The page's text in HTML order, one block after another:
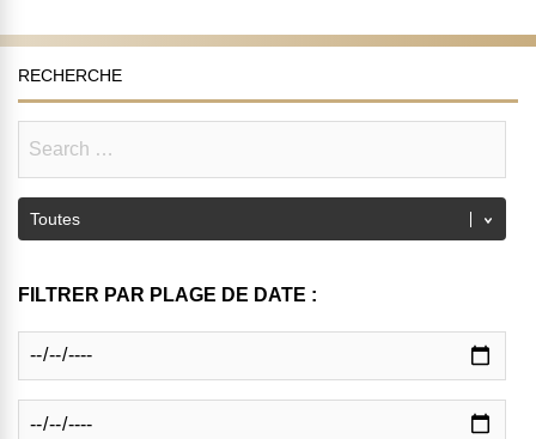
RECHERCHE
FILTRER PAR PLAGE DE DATE :